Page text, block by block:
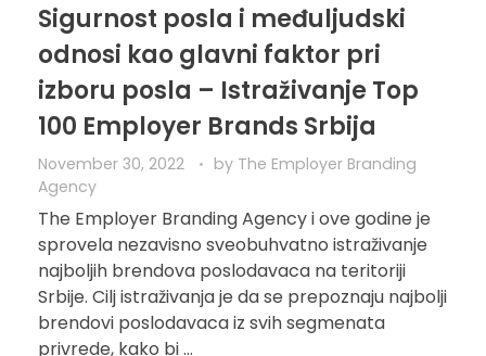
Sigurnost posla i međuljudski
odnosi kao glavni faktor pri
izboru posla – Istraživanje Top
100 Employer Brands Srbija
November 30, 2022 by The Employer Branding
Agency
The Employer Branding Agency i ove godine je
sprovela nezavisno sveobuhvatno istraživanje
najboljih brendova poslodavaca na teritoriji
Srbije. Cilj istraživanja je da se prepoznaju najbolji
brendovi poslodavaca iz svih segmenata
privrede, kako bi ...